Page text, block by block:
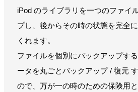
iPod のライブラリを一つのファイ
プし、後からその時の状態を完全
くれます。
ファイルを個別にバックアップす
ータを丸ごとバックアップ / 復元
ので、万が一の時のための保険用